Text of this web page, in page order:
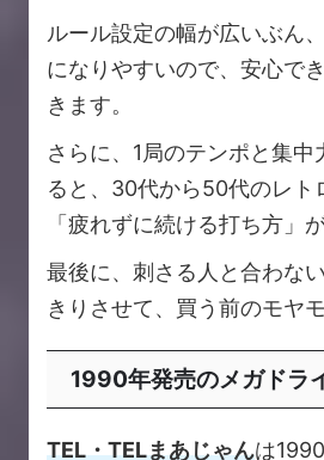
ルール設定の幅が広いぶん
になりやすいので、安心で
きます。
さらに、1局のテンポと集中
ると、30代から50代のレト
「疲れずに続ける打ち方」
最後に、刺さる人と合わな
きりさせて、買う前のモヤ
1990年発売のメガドラ
TEL・TELまあじゃんは